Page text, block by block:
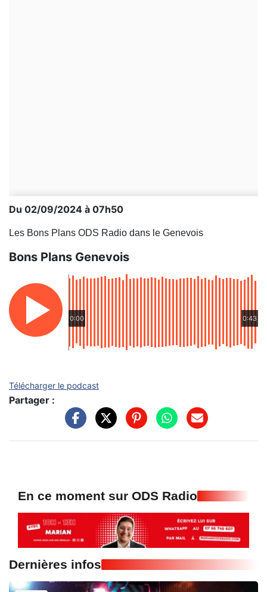
Du 02/09/2024 à 07h50
Les Bons Plans ODS Radio dans le Genevois
Bons Plans Genevois
0:00 0:43
Télécharger le podcast
Partager :
En ce moment sur ODS Radio
Dernières infos